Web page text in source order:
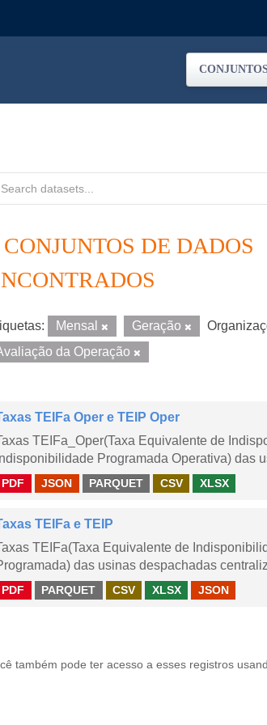
CONJUNTOS DE DADOS
Mensal Geração
da Operação
TEIFa Oper e TEIP Oper
TEIFa_Oper(Taxa Equivalente de
Indisponibilidade Programada Operativa) das
PDF JSON PARQUET CSV XLSX
TEIFa e TEIP
TEIFa(Taxa Equivalente de
das usinas despachadas
PDF PARQUET CSV XLSX JSON
também pode ter acesso a esses registros